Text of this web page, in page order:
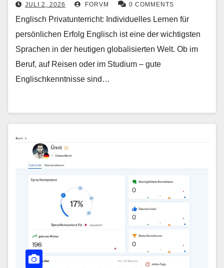
JULI 2, 2026 FORVM 0 COMMENTS
Englisch Privatunterricht: Individuelles Lernen für
persönlichen Erfolg Englisch ist eine der wichtigsten
Sprachen in der heutigen globalisierten Welt. Ob im
Beruf, auf Reisen oder im Studium – gute
Englischkenntnisse sind…